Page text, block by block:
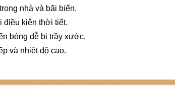
nhà và bãi biển.
điều kiện thời tiết.
bóng dễ bị trầy xước.
và nhiệt độ cao.